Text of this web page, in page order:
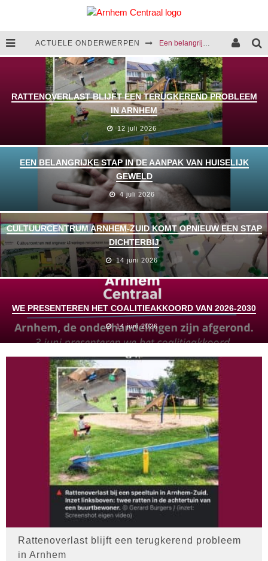
ACTUELE ONDERWERPEN Een belangrijke stap in de aanpak van huiselijk geweld
Cultuurcentrum Arnhem-Zuid komt opnieuw een stap dichterbij
We presenteren het coalitieakkoord van 2026-2030
Rattenoverlast blijft een terugkerend probleem in Arnhem
RATTENOVERLAST BLIJFT EEN TERUGKEREND PROBLEEM
IN ARNHEM
12 juli 2026
EEN BELANGRIJKE STAP IN DE AANPAK VAN HUISELIJK
GEWELD
4 juli 2026
CULTUURCENTRUM ARNHEM-ZUID KOMT OPNIEUW EEN STAP
DICHTERBIJ
14 juni 2026
WE PRESENTEREN HET COALITIEAKKOORD VAN 2026-2030
14 juni 2026
Rattenoverlast blijft een terugkerend probleem
in Arnhem